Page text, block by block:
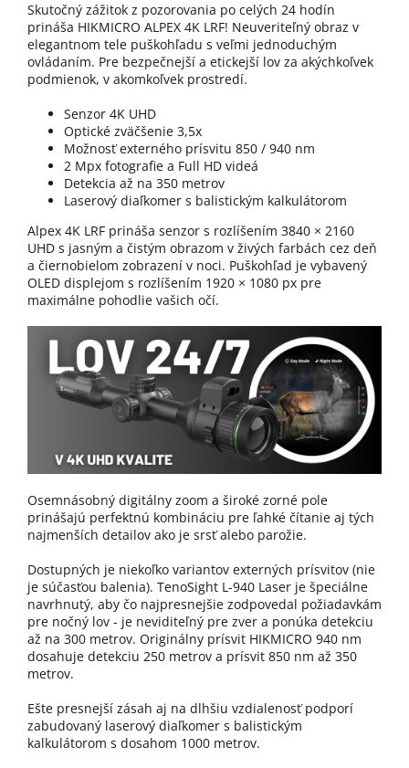
Skutočný zážitok z pozorovania po celých 24 hodín
prináša HIKMICRO ALPEX 4K LRF! Neuveriteľný obraz v
elegantnom tele puškohľadu s veľmi jednoduchým
ovládaním. Pre bezpečnejší a etickejší lov za akýchkoľvek
podmienok, v akomkoľvek prostredí.
Senzor 4K UHD
Optické zväčšenie 3,5x
Možnosť externého prísvitu 850 / 940 nm
2 Mpx fotografie a Full HD videá
Detekcia až na 350 metrov
Laserový diaľkomer s balistickým kalkulátorom
Alpex 4K LRF prináša senzor s rozlíšením 3840 × 2160
UHD s jasným a čistým obrazom v živých farbách cez deň
a čiernobielom zobrazení v noci. Puškohľad je vybavený
OLED displejom s rozlíšením 1920 × 1080 px pre
maximálne pohodlie vašich očí.
Osemnásobný digitálny zoom a široké zorné pole
prinášajú perfektnú kombináciu pre ľahké čítanie aj tých
najmenších detailov ako je srsť alebo parožie.
Dostupných je niekoľko variantov externých prísvitov (nie
je súčasťou balenia). TenoSight L-940 Laser je špeciálne
navrhnutý, aby čo najpresnejšie zodpovedal požiadavkám
pre nočný lov - je neviditeľný pre zver a ponúka detekciu
až na 300 metrov. Originálny prísvit HIKMICRO 940 nm
dosahuje detekciu 250 metrov a prísvit 850 nm až 350
metrov.
Ešte presnejší zásah aj na dlhšiu vzdialenosť podporí
zabudovaný laserový diaľkomer s balistickým
kalkulátorom s dosahom 1000 metrov.